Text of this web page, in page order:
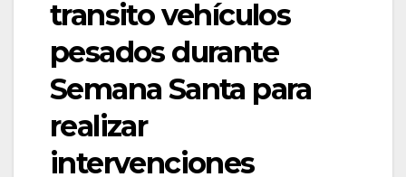
transito vehículos
pesados durante
Semana Santa para
realizar
intervenciones